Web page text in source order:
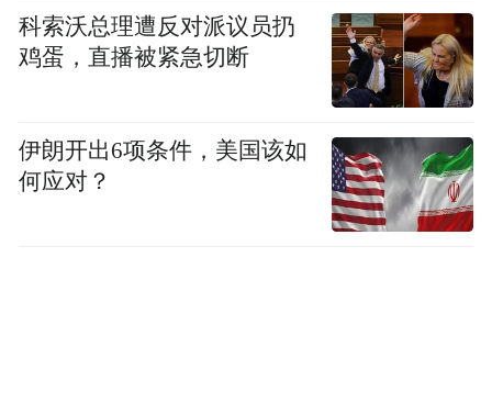
科索沃总理遭反对派议员扔
鸡蛋，直播被紧急切断
伊朗开出6项条件，美国该如
何应对？